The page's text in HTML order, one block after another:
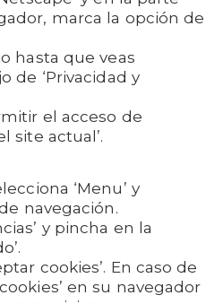
marca la opción de
hasta que veas
de ‘Privacidad y
el acceso de
site actual’.
‘Menu’ y
navegación.
y pincha en la
cookies’. En caso de
en su navegador